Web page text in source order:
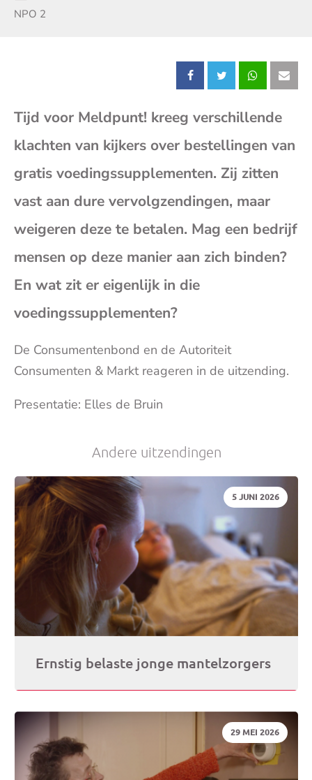
Zender:
NPO 2
Deel
dit
bericht
op
Facebook
Deel
dit
bericht
op
X
Deel
dit
bericht
op
E-
Tijd voor Meldpunt! kreeg verschillende
klachten van kijkers over bestellingen van
gratis voedingssupplementen. Zij zitten
vast aan dure vervolgzendingen, maar
weigeren deze te betalen. Mag een bedrijf
mensen op deze manier aan zich binden?
En wat zit er eigenlijk in die
voedingssupplementen?
De Consumentenbond en de Autoriteit
Consumenten & Markt reageren in de uitzending.
Presentatie: Elles de Bruin
Andere uitzendingen
DATUM:
5 JUNI 2026
Ernstig belaste jonge mantelzorgers
DATUM:
29 MEI 2026